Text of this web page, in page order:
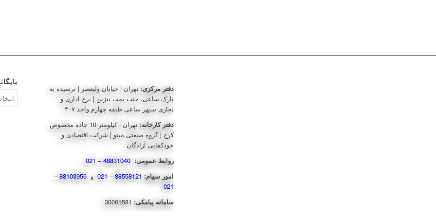
دفتر مرکزی: تهران | خیابان ولیعصر | نرسیده به
پارک ساعی، جنب پمپ بنزین | برج اداری و
تجاری سپهر ساعی طبقه چهارم واحد ۴۰۷
دفتر کارخانه:
تهران | کیلومتر 10 جاده مخصوص
کرج | گروه صنعتی مینو | شرکت اقتصادی و
خودکفایی آزادگان
روابط عمومی:
امور سهام: 88558121 – 021 و
88103956 –
021
سامانه پیامکی: